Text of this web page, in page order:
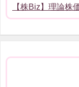
【株Biz】理論株